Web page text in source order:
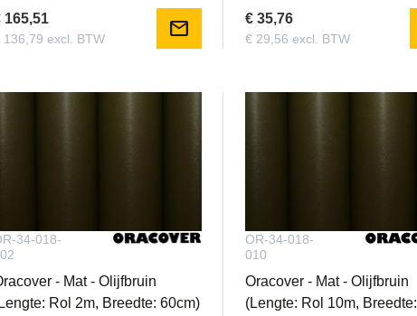
165,51
136,79 excl. BTW mail € 35,76
€ 29,56 excl. BTW
34-018-
- Mat - Olijfbruin
Rol 2m, Breedte: 60cm)
OR-34-018-
010
Oracover - Mat - Olijfbruin
(Lengte: Rol 10m, Breedte: